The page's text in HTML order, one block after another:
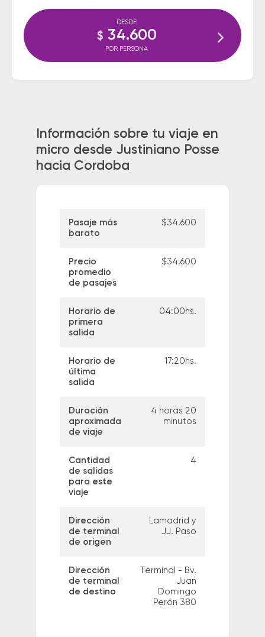
DESDE
$ 34.600
POR PERSONA
Información sobre tu viaje en
micro desde Justiniano Posse
hacia Cordoba
Pasaje más
barato
$34.600
Precio
promedio
de pasajes
$34.600
Horario de
primera
salida
04:00hs.
Horario de
última
salida
17:20hs.
Duración
aproximada
de viaje
4 horas 20
minutos
Cantidad
de salidas
para este
viaje
4
Dirección
de terminal
de origen
Lamadrid y
JJ. Paso
Dirección
de terminal
de destino
Terminal - Bv.
Juan
Domingo
Perón 380